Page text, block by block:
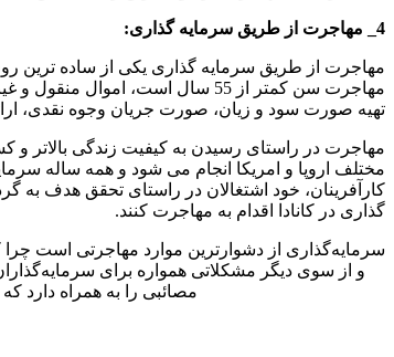
4_ مهاجرت از طریق سرمایه گذاری:
مهاجرت از طریق سرمایه گذاری یکی از ساده ترین
مهاجرت سن کمتر از 55 سال است،
تهیه صورت سود و زیان، صورت جریان وجوه نقدی،
مهاجرت در راستای رسیدن به کیفیت زندگی بالاتر
مختلف اروپا و امریکا انجام می شود و همه ساله
کارآفرینان، خود اشتغالان در راستای تحقق هدف به
گذاری در کانادا اقدام به مهاجرت کنند.
سرمایه‌گذاری از دشوار‌ترین موارد مهاجرتی است چرا
و از سوی دیگر مشکلاتی همواره برای
مصائبی را به همراه دارد